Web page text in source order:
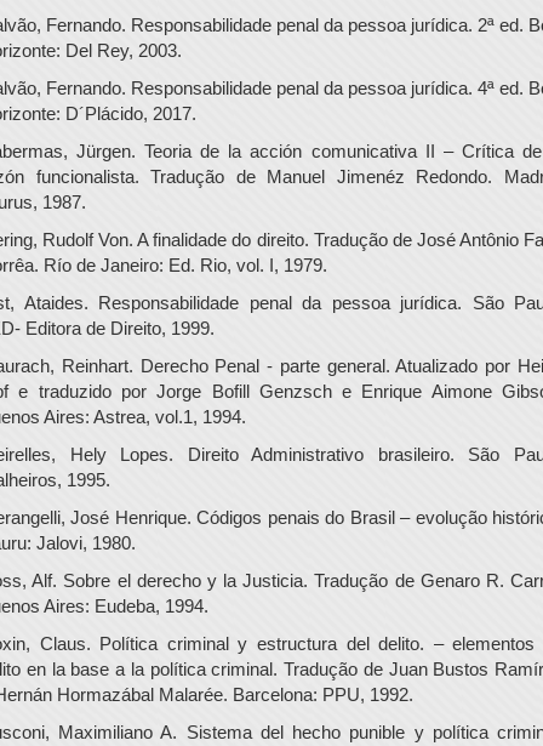
Fernando. Responsabilidade penal da pessoa jurídica. 2ª ed.
Del Rey, 2003.
Fernando. Responsabilidade penal da pessoa jurídica. 4ª ed.
D´Plácido, 2017.
Jürgen. Teoria de la acción comunicativa II – Crítica
funcionalista. Tradução de Manuel Jimenéz Redondo.
1987.
Rudolf Von. A finalidade do direito. Tradução de José Antônio
Río de Janeiro: Ed. Rio, vol. I, 1979.
Ataides. Responsabilidade penal da pessoa jurídica. São
Editora de Direito, 1999.
Reinhart. Derecho Penal - parte general. Atualizado por
e traduzido por Jorge Bofill Genzsch e Enrique Aimone
Aires: Astrea, vol.1, 1994.
Hely Lopes. Direito Administrativo brasileiro. São
1995.
José Henrique. Códigos penais do Brasil – evolução
Jalovi, 1980.
Alf. Sobre el derecho y la Justicia. Tradução de Genaro R.
Aires: Eudeba, 1994.
Claus. Política criminal y estructura del delito. – elementos
en la base a la política criminal. Tradução de Juan Bustos
Hormazábal Malarée. Barcelona: PPU, 1992.
Maximiliano A. Sistema del hecho punible y política